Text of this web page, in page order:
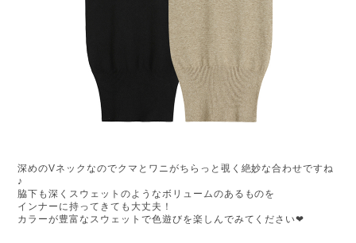
深めのVネックなのでクマとワニがちらっと覗く絶妙な合わせですね
♪
脇下も深くスウェットのようなボリュームのあるものを
インナーに持ってきても大丈夫！
カラーが豊富なスウェットで色遊びを楽しんでみてください❤︎